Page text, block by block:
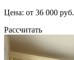
Цена: от 36 000 руб.
Рассчитать